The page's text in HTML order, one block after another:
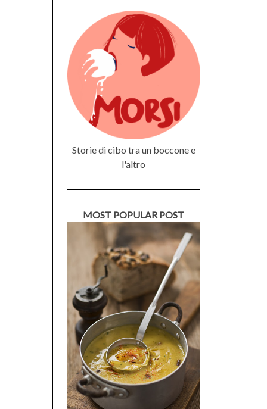
Storie di cibo tra un boccone e
l'altro
MOST POPULAR POST